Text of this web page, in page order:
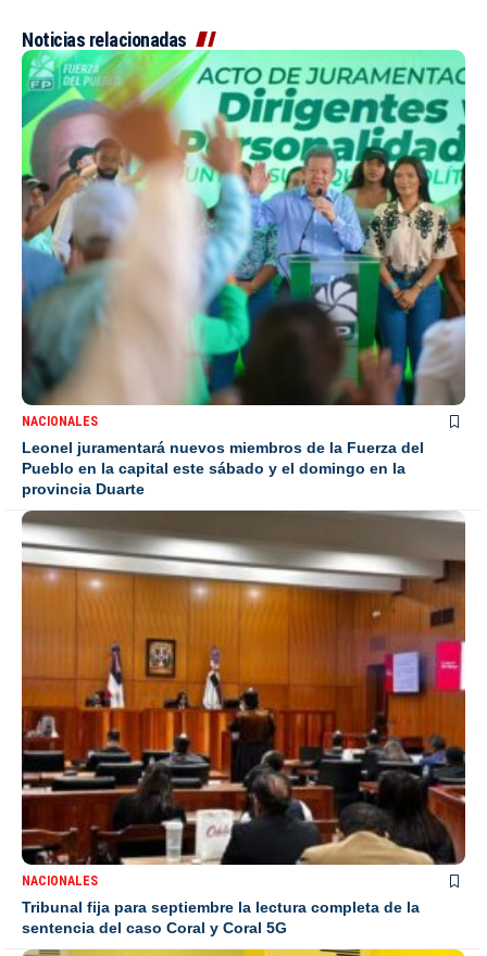
Noticias relacionadas
NACIONALES
Leonel juramentará nuevos miembros de la Fuerza del
Pueblo en la capital este sábado y el domingo en la
provincia Duarte
NACIONALES
Tribunal fija para septiembre la lectura completa de la
sentencia del caso Coral y Coral 5G